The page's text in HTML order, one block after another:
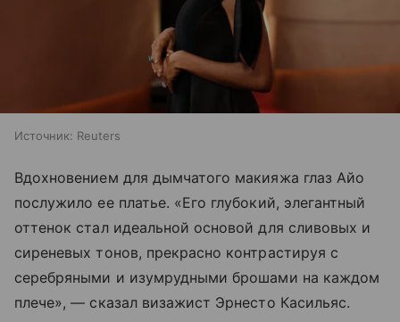
Источник: Reuters
Вдохновением для дымчатого макияжа глаз Айо
послужило ее платье. «Его глубокий, элегантный
оттенок стал идеальной основой для сливовых и
сиреневых тонов, прекрасно контрастируя с
серебряными и изумрудными брошами на каждом
плече», — сказал визажист Эрнесто Касильяс.